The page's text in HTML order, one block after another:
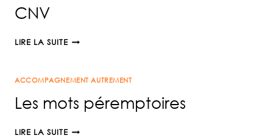
CNV
LIRE LA SUITECNV
ACCOMPAGNEMENT AUTREMENT
Les mots péremptoires
LIRE LA SUITELES